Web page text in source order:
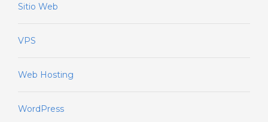
Sitio Web
VPS
Web Hosting
WordPress